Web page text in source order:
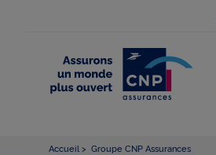
Accueil Groupe CNP Assurances